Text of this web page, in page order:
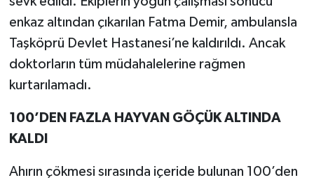
enkaz altından çıkarılan Fatma Demir, ambulansla
Taşköprü Devlet Hastanesi’ne kaldırıldı. Ancak
doktorların tüm müdahalelerine rağmen
kurtarılamadı.
100’DEN FAZLA HAYVAN GÖÇÜK ALTINDA
KALDI
Ahırın çökmesi sırasında içeride bulunan 100’den